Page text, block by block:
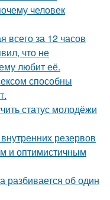
человек
за 12 часов
что не
любит её.
способны
статус молодёжи
резервов
и оптимистичным
разбивается об один